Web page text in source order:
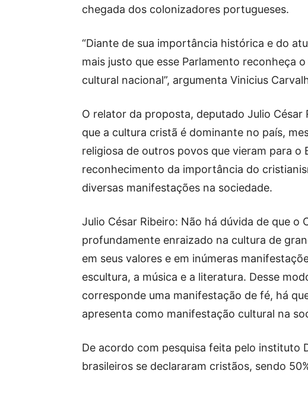
chegada dos colonizadores portugueses.
“Diante de sua importância histórica e do
mais justo que esse Parlamento reconheça
cultural nacional”, argumenta Vinicius
O relator da proposta, deputado Julio
que a cultura cristã é dominante no país,
religiosa de outros povos que vieram para o
reconhecimento da importância do
diversas manifestações na sociedade.
Julio César Ribeiro: Não há dúvida de que o
profundamente enraizado na cultura de
em seus valores e em inúmeras
escultura, a música e a literatura. Desse
corresponde uma manifestação de fé, há
apresenta como manifestação cultural na
De acordo com pesquisa feita pelo instituto
brasileiros se declararam cristãos, sendo